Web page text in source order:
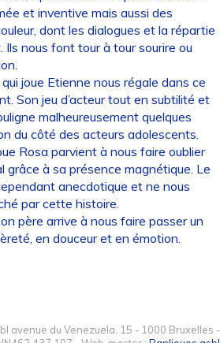
et inventive mais aussi des
dont les dialogues et la répartie
nous font tour à tour sourire ou
joue Etienne nous régale dans ce
Son jeu d’acteur tout en subtilité et
malheureusement quelques
du côté des acteurs adolescents.
Rosa parvient à nous faire oublier
grâce à sa présence magnétique. Le
anecdotique et ne nous
par cette histoire.
père arrive à nous faire passer un
en douceur et en émotion.
avenue du Venezuela, 15 - 1000 Bruxelles -